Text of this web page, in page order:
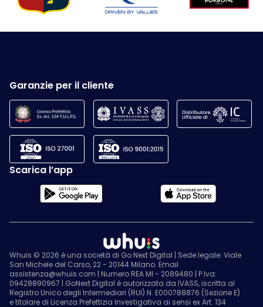
Garanzie per il cliente
Scarica l’app
Whuis © 2026 è una società di Go Next Digital | Sede legale: Viale
San Michele del Carso, 22 - 20144 Milano. Email
assistenza@whuis.com | Numero REA MI - 2089480 | P.Iva:
09428890967 | GoNext Digital è autorizzata da IVASS, iscritta al
Registro Unico degli Intermediari (RUI) N. E000788876 (Sezione E)
e titolare di Licenza Prefettizia Investigativa ai sensi ex Art. 134